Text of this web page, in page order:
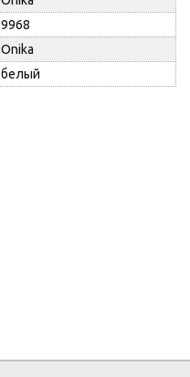
9968
Onika
белый